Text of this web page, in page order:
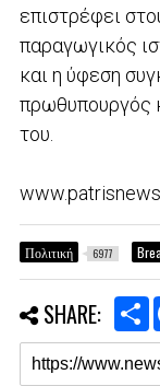
επιστρέφει
παραγωγικός
και η ύφεση
πρωθυπουργός
του.
Πολιτική 6977
SHARE:
S
a
r
e